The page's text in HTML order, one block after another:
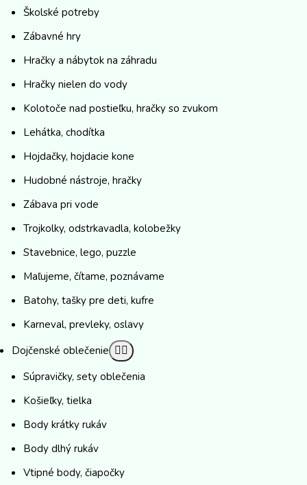
Školské potreby
Zábavné hry
Hračky a nábytok na záhradu
Hračky nielen do vody
Kolotoče nad postieľku, hračky so zvukom
Lehátka, chodítka
Hojdačky, hojdacie kone
Hudobné nástroje, hračky
Zábava pri vode
Trojkolky, odstrkavadla, kolobežky
Stavebnice, lego, puzzle
Maľujeme, čítame, poznávame
Batohy, tašky pre deti, kufre
Karneval, prevleky, oslavy
Dojčenské oblečenie
Súpravičky, sety oblečenia
Košieľky, tielka
Body krátky rukáv
Body dlhý rukáv
Vtipné body, čiapočky